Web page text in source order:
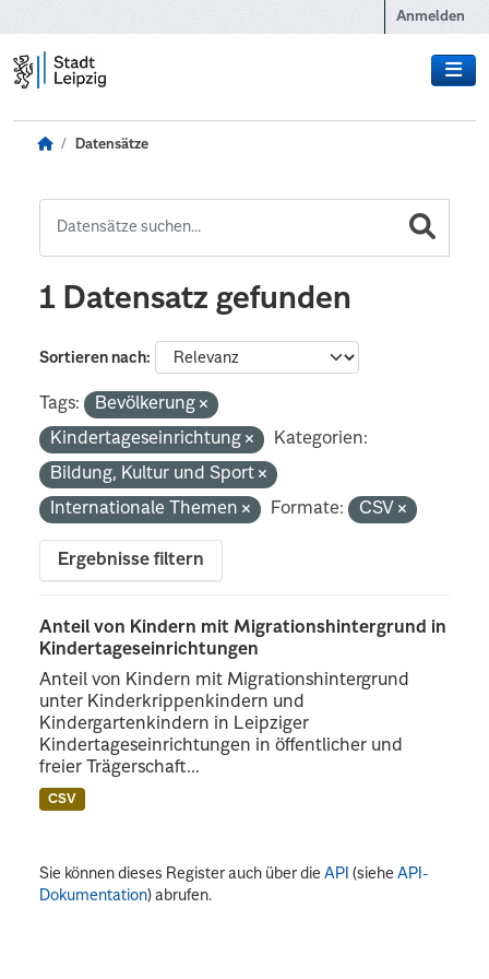
Anmelden
Datensätze
1 Datensatz gefunden
Sortieren nach
Tags:
Bevölkerung
Kindertageseinrichtung
Kategorien:
Bildung, Kultur und Sport
Internationale Themen
Formate: CSV
Ergebnisse filtern
Anteil von Kindern mit Migrationshintergrund in
Kindertageseinrichtungen
Anteil von Kindern mit Migrationshintergrund
unter Kinderkrippenkindern und
Kindergartenkindern in Leipziger
Kindertageseinrichtungen in öffentlicher und
freier Trägerschaft...
CSV
Sie können dieses Register auch über dieAPI (sieheAPI-
Dokumentation) abrufen.